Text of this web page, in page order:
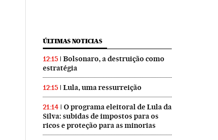
ÚLTIMAS NOTICIAS
12:15
Bolsonaro, a destruição como
estratégia
12:15 Lula, uma ressurreição
21:14
O programa eleitoral de Lula da
Silva: subidas de impostos para os
ricos e proteção para as minorias